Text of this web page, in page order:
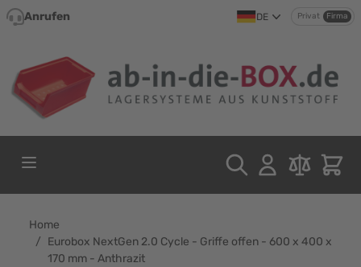
Direkt zum Inhalt
Anrufen DE Privat Firma
Home
/ Eurobox NextGen 2.0 Cycle - Griffe offen - 600 x 400 x
170 mm - Anthrazit